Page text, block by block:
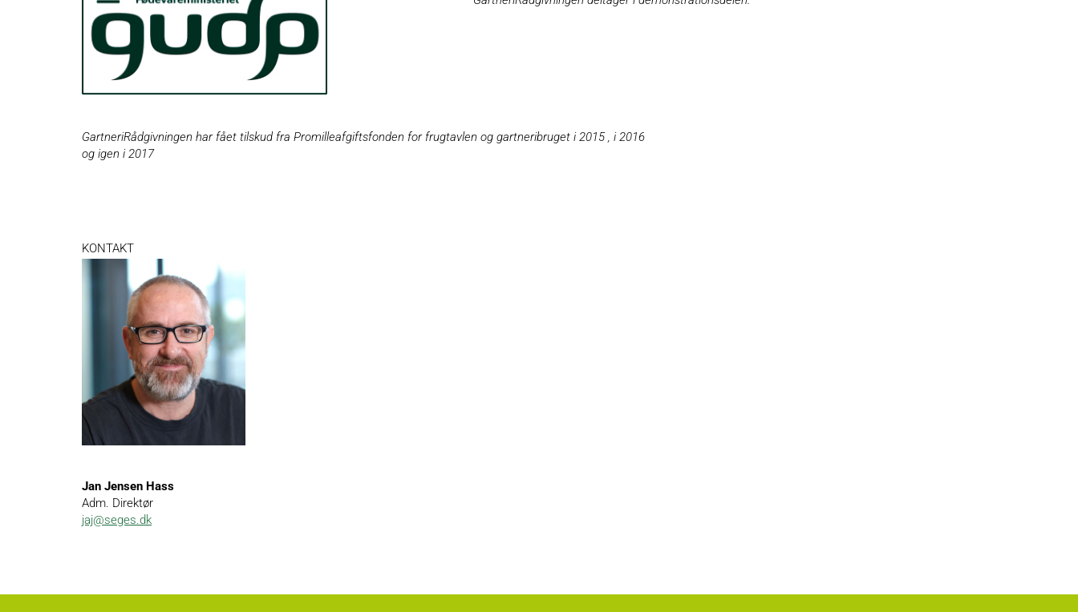
GartneriRådgivningen har fået tilskud fra Promilleafgiftsfonden for frugtavlen og gartneribruget i 2015 , i 2016
og igen i 2017
KONTAKT
Jan Jensen Hass
Adm. Direktør
jaj@seges.dk